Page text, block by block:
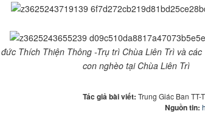
Thích Thiện Thông -Trụ trì Chùa Liên Trì và
con nghèo tại Chùa Liên Trì
Tác giả bài viết: Trung Giác Ban TT-
Nguồn tin: